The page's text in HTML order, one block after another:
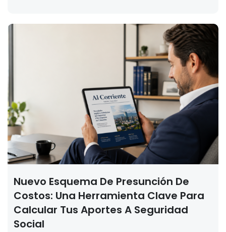
Nuevo Esquema De Presunción De
Costos: Una Herramienta Clave Para
Calcular Tus Aportes A Seguridad
Social